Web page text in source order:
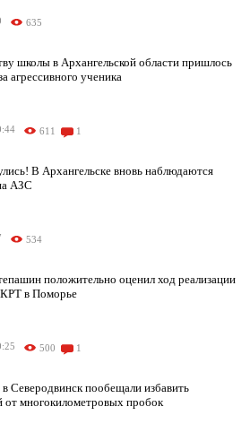
635
школы в Архангельской области пришлось
агрессивного ученика
611 1
В Архангельске вновь наблюдаются
АЗС
534
положительно оценил ход реализации
КРТ в Поморье
500 1
в Северодвинск пообещали избавить
от многокилометровых пробок